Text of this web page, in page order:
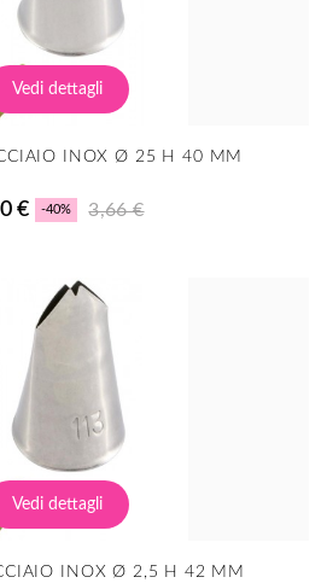
Vedi dettagli
INOX Ø 25 H 40 MM
€ -40% 3,66 €
Vedi dettagli
INOX Ø 2,5 H 42 MM